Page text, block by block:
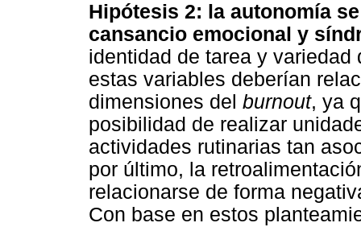
Hipótesis 2: la autonomía
cansancio emocional y
identidad de tarea y
estas variables deberían
dimensiones del burnout, ya
posibilidad de realizar
actividades rutinarias tan
por último, la
relacionarse de forma
Con base en estos